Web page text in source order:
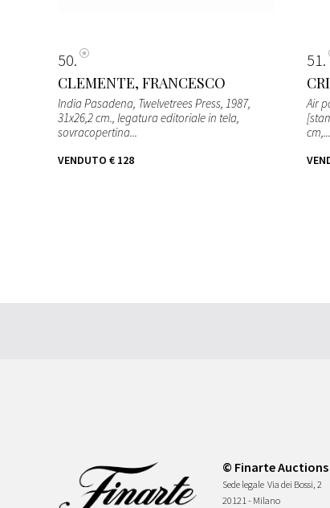
50
CLEMENTE, FRANCESCO
India Pasadena, Twelvetrees Press, 1987,
31x26,2 cm., legatura editoriale in tela,
sovracopertina...
VENDUTO € 128
51
Air
cm,...
© Finarte Auctions
Sede legale Via dei Bossi, 2
20121 - Milano